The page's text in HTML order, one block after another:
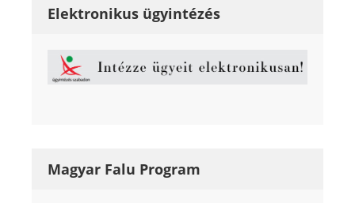
Elektronikus ügyintézés
Magyar Falu Program